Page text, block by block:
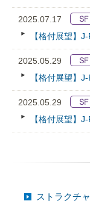
2025.07.17
【格付展望】
2025.05.29
【格付展望】
2025.05.29
【格付展望】
ストラクチ